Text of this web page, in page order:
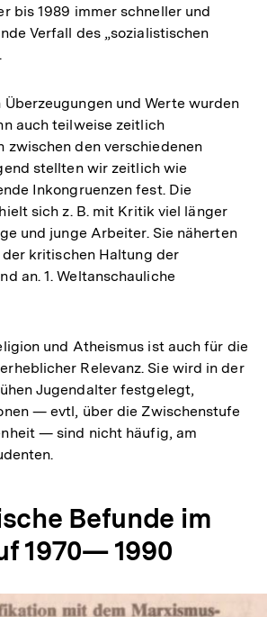
bis 1989 immer schneller und
Verfall des „sozialistischen
und Werte wurden
auch teilweise zeitlich
zwischen den verschiedenen
stellten wir zeitlich wie
Inkongruenzen fest. Die
sich z. B. mit Kritik viel länger
und junge Arbeiter. Sie näherten
kritischen Haltung der
an. 1. Weltanschauliche
und Atheismus ist auch für die
Relevanz. Sie wird in der
Jugendalter festgelegt,
— evtl, über die Zwischenstufe
— sind nicht häufig, am
Befunde im
1970— 1990